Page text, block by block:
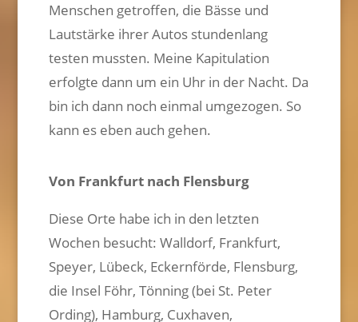
Menschen getroffen, die Bässe und
Lautstärke ihrer Autos stundenlang
testen mussten. Meine Kapitulation
erfolgte dann um ein Uhr in der Nacht. Da
bin ich dann noch einmal umgezogen. So
kann es eben auch gehen.
Von Frankfurt nach Flensburg
Diese Orte habe ich in den letzten
Wochen besucht: Walldorf, Frankfurt,
Speyer, Lübeck, Eckernförde, Flensburg,
die Insel Föhr, Tönning (bei St. Peter
Ording), Hamburg, Cuxhaven,